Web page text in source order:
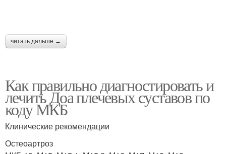
читать дальше →
Как правильно диагностировать и
лечить Доа плечевых суставов по
коду МКБ
Клинические рекомендации
Остеоартроз